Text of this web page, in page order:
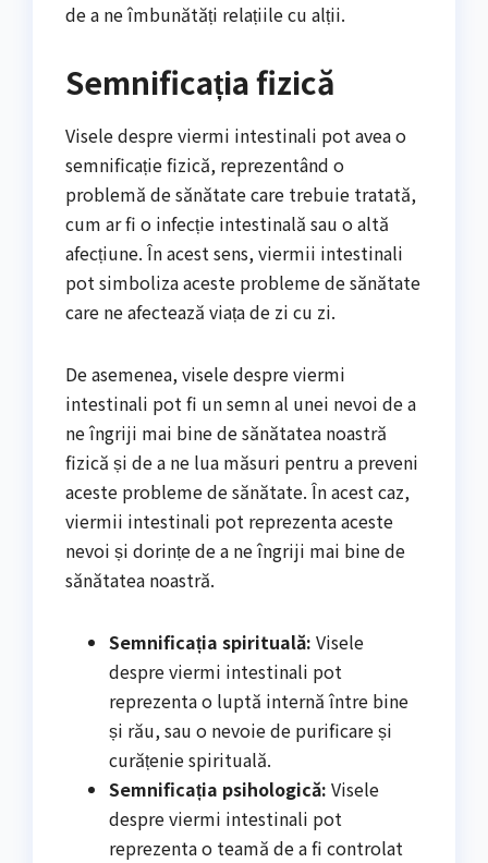
de a ne îmbunătăți relațiile cu alții.
Semnificația fizică
Visele despre viermi intestinali pot avea o
semnificație fizică, reprezentând o
problemă de sănătate care trebuie tratată,
cum ar fi o infecție intestinală sau o altă
afecțiune. În acest sens, viermii intestinali
pot simboliza aceste probleme de sănătate
care ne afectează viața de zi cu zi.
De asemenea, visele despre viermi
intestinali pot fi un semn al unei nevoi de a
ne îngriji mai bine de sănătatea noastră
fizică și de a ne lua măsuri pentru a preveni
aceste probleme de sănătate. În acest caz,
viermii intestinali pot reprezenta aceste
nevoi și dorințe de a ne îngriji mai bine de
sănătatea noastră.
Semnificația spirituală: Visele
despre viermi intestinali pot
reprezenta o luptă internă între bine
și rău, sau o nevoie de purificare și
curățenie spirituală.
Semnificația psihologică: Visele
despre viermi intestinali pot
reprezenta o teamă de a fi controlat